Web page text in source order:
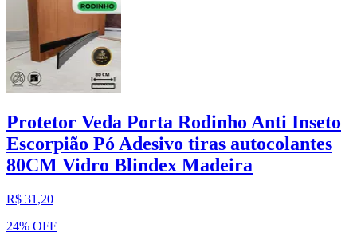
Protetor Veda Porta Rodinho Anti Inseto
Escorpião Pó Adesivo tiras autocolantes
80CM Vidro Blindex Madeira
R$ 31,20
24% OFF